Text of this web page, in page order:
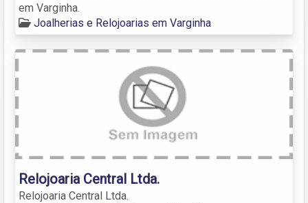
em Varginha.
Joalherias e Relojoarias em Varginha
Relojoaria Central Ltda.
Relojoaria Central Ltda.